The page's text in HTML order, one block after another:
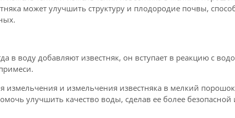
может улучшить структуру и плодородие почвы,
в воду добавляют известняк, он вступает в реакцию с
измельчения и измельчения известняка в мелкий
улучшить качество воды, сделав ее более